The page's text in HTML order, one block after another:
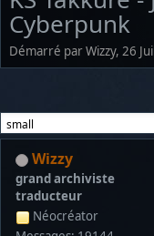
Cyberpunk
Démarré par Wizzy, 26
Wizzy
grand archiviste
traducteur
Néocréator